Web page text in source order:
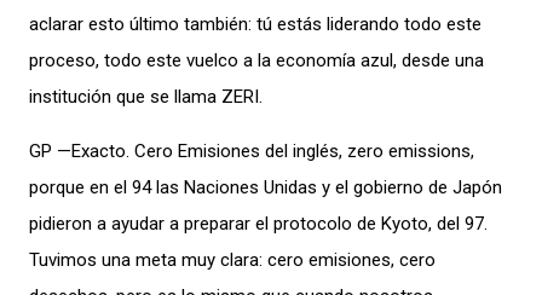
aclarar esto último también: tú estás liderando todo este
proceso, todo este vuelco a la economía azul, desde una
institución que se llama ZERI.
GP —Exacto. Cero Emisiones del inglés, zero emissions,
porque en el 94 las Naciones Unidas y el gobierno de Japón
pidieron a ayudar a preparar el protocolo de Kyoto, del 97.
Tuvimos una meta muy clara: cero emisiones, cero